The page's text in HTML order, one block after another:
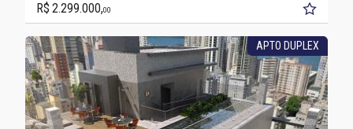
R$ 2.299.000,00
APTO DUPLEX